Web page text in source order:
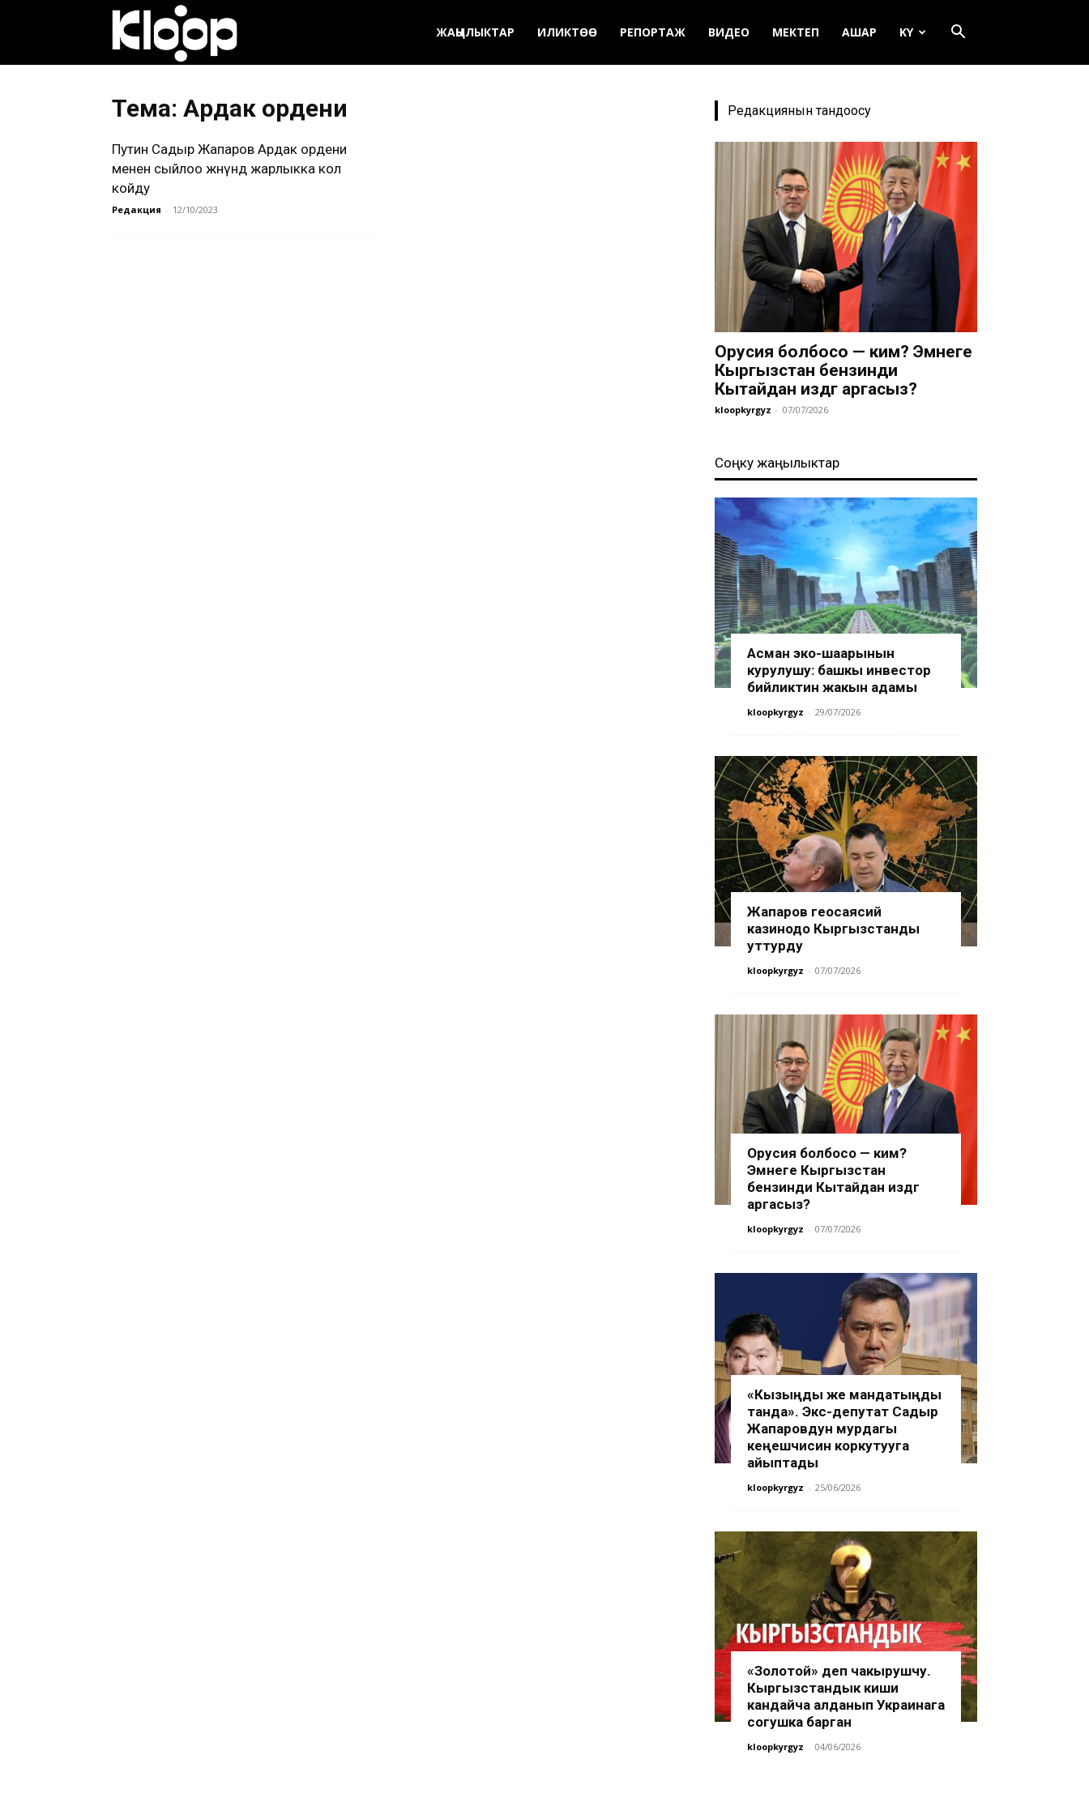
ЖАҢЫЛЫКТАР ИЛИКТӨӨ РЕПОРТАЖ ВИДЕО МЕКТЕП АШАР KY
Тема: Ардак ордени
Путин Садыр Жапаров Ардак ордени
менен сыйлоо жөнүндө жарлыкка кол
койду
Редакция - 12/10/2023
Редакциянын тандоосу
Орусия болбосо — ким? Эмнеге
Кыргызстан бензинди
Кытайдан издөөгө аргасыз?
kloopkyrgyz - 07/07/2026
Соңку жаңылыктар
Асман эко-шаарынын
курулушу: башкы инвестор
бийликтин жакын адамы
kloopkyrgyz - 29/07/2026
Жапаров геосаясий
казинодо Кыргызстанды
уттурду
kloopkyrgyz - 07/07/2026
Орусия болбосо — ким?
Эмнеге Кыргызстан
бензинди Кытайдан издөөгө
аргасыз?
kloopkyrgyz - 07/07/2026
«Кызыңды же мандатыңды
танда». Экс-депутат Садыр
Жапаровдун мурдагы
кеңешчисин коркутууга
айыптады
kloopkyrgyz - 25/06/2026
«Золотой» деп чакырушчу.
Кыргызстандык киши
кандайча алданып Украинага
согушка барган
kloopkyrgyz - 04/06/2026